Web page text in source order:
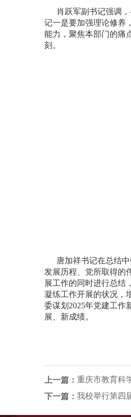
肖跃军副书记强调
记一是要加强理论修养
能力，聚焦本部门的痛
刻。
唐加祥书记在总结
发展历程、党所取得的
展工作的同时进行总结
凝练工作开展的状况，
委谋划2025年党建工作
展、新成绩。
上一篇： 重庆市教育科
下一篇： 我校举行第四